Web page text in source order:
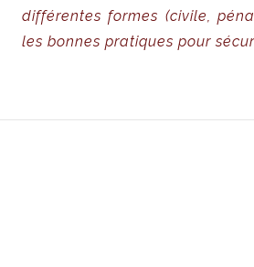
différentes formes (civile,
les bonnes pratiques pour